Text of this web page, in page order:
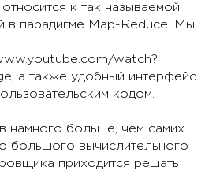
к так называемой
в парадигме Map-Reduce. Мы
watch?
а также удобный интерфейс
кодом.
намного больше, чем самих
большого вычислительного
приходится решать